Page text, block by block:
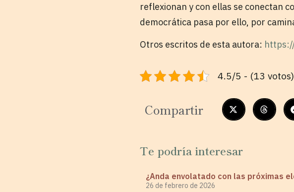
reflexionan y con ellas se conectan
democrática pasa por ello, por
Otros escritos de esta autora:
4.5/5 - (13 votos)
Compartir
Te podría interesar
¿Anda envolatado con las próximas
26 de febrero de 2026